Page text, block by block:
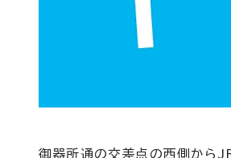
御器所通の交差点の西側から